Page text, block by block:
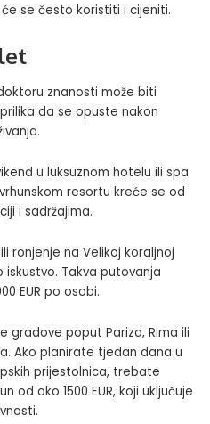
se često koristiti i cijeniti.
znanosti može biti
da se opuste nakon
u luksuznom hotelu ili spa
resortu kreće se od
i sadržajima.
ili ronjenje na Velikoj koraljnoj
Takva putovanja
EUR po osobi.
gradove poput Pariza, Rima ili
Ako planirate tjedan dana u
prijestolnica, trebate
od oko 1500 EUR, koji uključuje